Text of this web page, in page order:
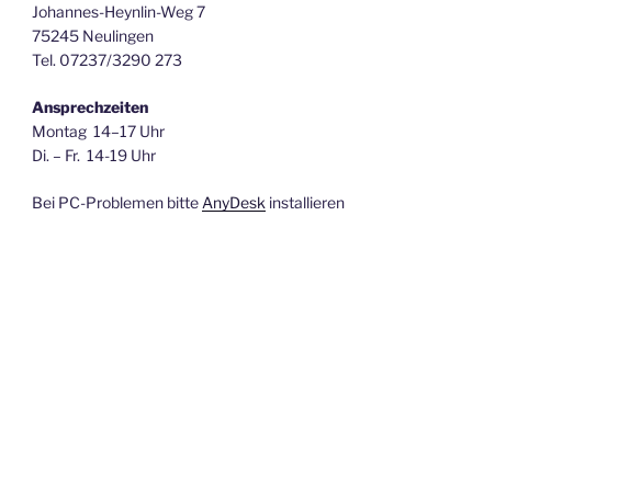
Johannes-Heynlin-Weg 7
75245 Neulingen
Tel. 07237/3290 273
Ansprechzeiten
Montag 14–17 Uhr
Di. – Fr. 14-19 Uhr
Bei PC-Problemen bitte AnyDesk installieren